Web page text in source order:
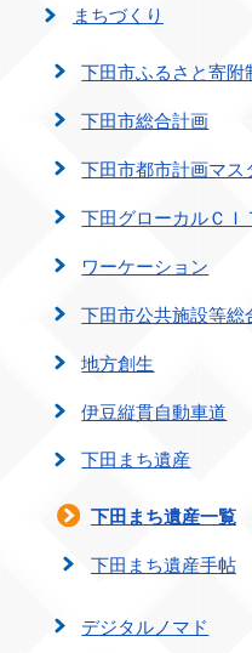
まちづくり
下田市ふるさと寄附
下田市総合計画
下田市都市計画マス
下田グローカルＣＩ
ワーケーション
下田市公共施設等総
地方創生
伊豆縦貫自動車道
下田まち遺産
下田まち遺産一覧
下田まち遺産手帖
デジタルノマド